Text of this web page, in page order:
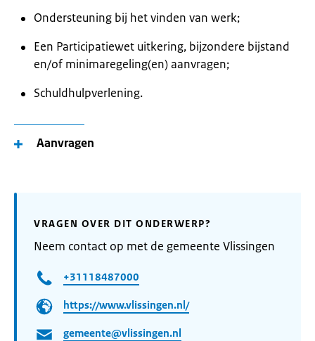
Ondersteuning bij het vinden van werk;
Een Participatiewet uitkering, bijzondere bijstand
en/of minimaregeling(en) aanvragen;
Schuldhulpverlening.
Aanvragen
VRAGEN OVER DIT ONDERWERP?
Neem contact op met de gemeente Vlissingen
+31118487000
https://www.vlissingen.nl/
gemeente@vlissingen.nl